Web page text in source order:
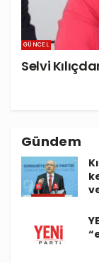
GÜNCEL
Selvi
Gündem